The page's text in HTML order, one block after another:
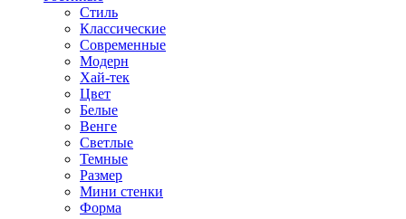
Стиль
Классические
Современные
Модерн
Хай-тек
Цвет
Белые
Венге
Светлые
Темные
Размер
Мини стенки
Форма